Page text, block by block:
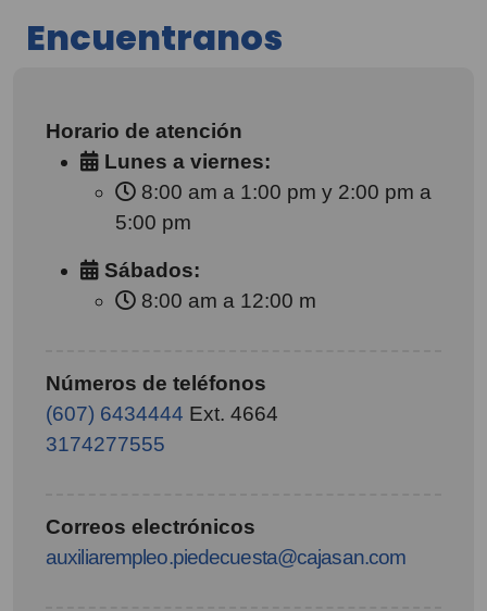
Encuentranos
Horario de atención
Lunes a viernes:
8:00 am a 1:00 pm y 2:00 pm a
5:00 pm
Sábados:
8:00 am a 12:00 m
Números de teléfonos
(607) 6434444 Ext. 4664
3174277555
Correos electrónicos
auxiliarempleo.piedecuesta@cajasan.com